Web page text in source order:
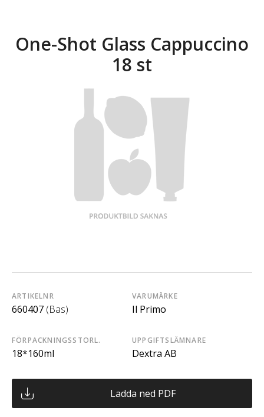
One-Shot Glass Cappuccino
18 st
ARTIKELNR
660407 (Bas)
VARUMÄRKE
Il Primo
FÖRPACKNINGSSTORL.
18*160ml
UPPGIFTSLÄMNARE
Dextra AB
Ladda ned PDF